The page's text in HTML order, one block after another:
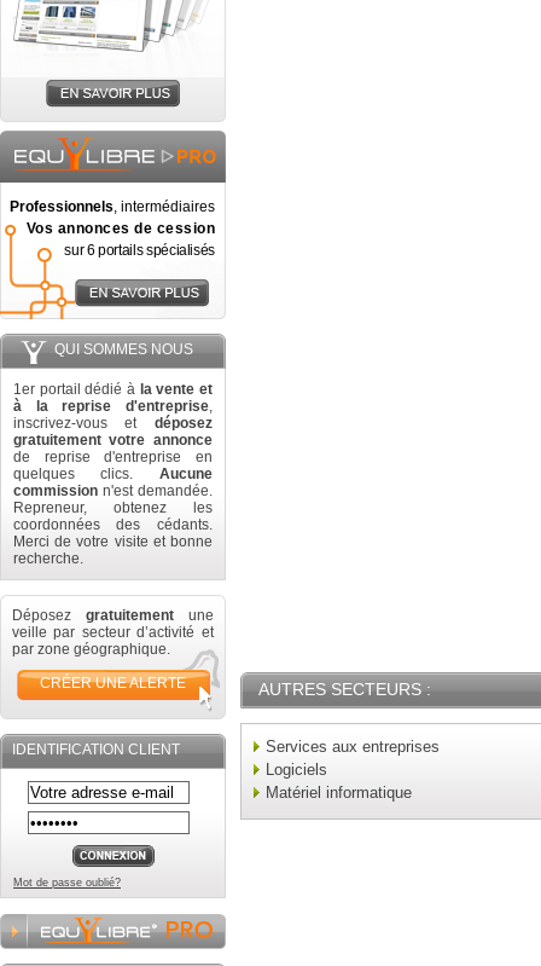
Professionnels, intermédiaires
Vos annonces de cession
sur 6 portails spécialisés
QUI SOMMES NOUS
1er portail dédié à la vente et
à la reprise d'entreprise,
inscrivez-vous et déposez
gratuitement votre annonce
de reprise d'entreprise en
quelques clics. Aucune
commission n'est demandée.
Repreneur, obtenez les
coordonnées des cédants.
Merci de votre visite et bonne
recherche.
Déposez gratuitement une
veille par secteur d’activité et
par zone géographique.
CRÉER UNE ALERTE
IDENTIFICATION CLIENT
Mot de passe oublié?
AUTRES SECTEURS :
Services aux entreprises
Logiciels
Matériel informatique